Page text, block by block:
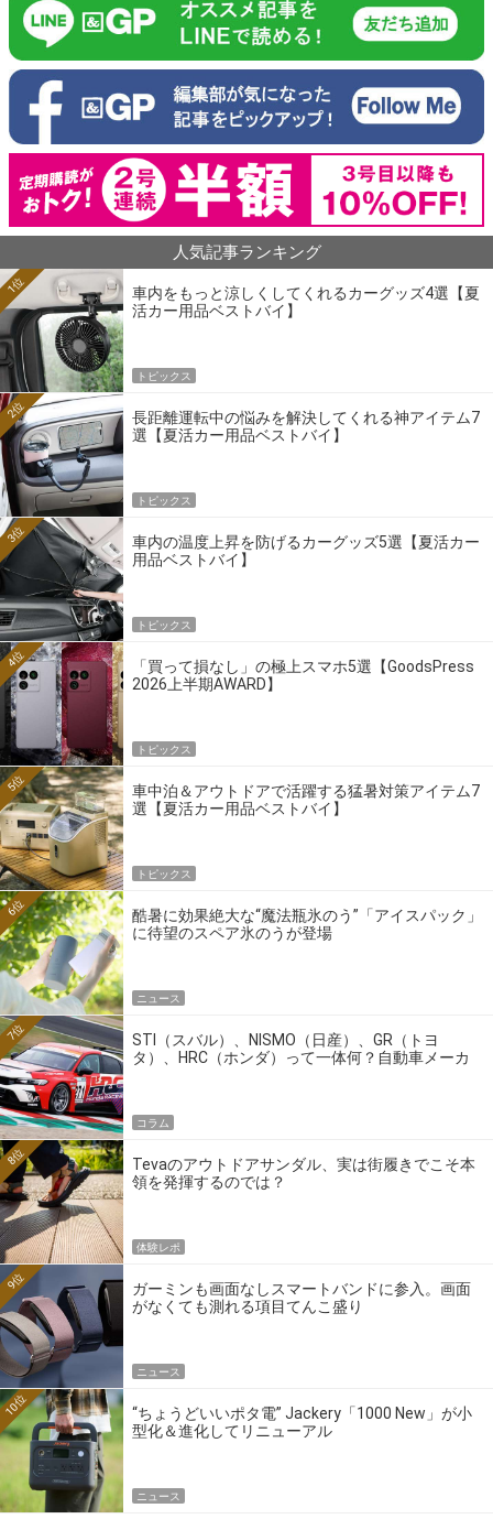
人気記事ランキング
車内をもっと涼しくしてくれるカーグッズ4選【夏
活カー用品ベストバイ】
1位
トピックス
長距離運転中の悩みを解決してくれる神アイテム7
選【夏活カー用品ベストバイ】
2位
トピックス
車内の温度上昇を防げるカーグッズ5選【夏活カー
用品ベストバイ】
3位
トピックス
「買って損なし」の極上スマホ5選【GoodsPress
2026上半期AWARD】
4位
トピックス
車中泊＆アウトドアで活躍する猛暑対策アイテム7
選【夏活カー用品ベストバイ】
5位
トピックス
酷暑に効果絶大な“魔法瓶氷のう”「アイスパック」
に待望のスペア氷のうが登場
6位
ニュース
STI（スバル）、NISMO（日産）、GR（トヨ
タ）、HRC（ホンダ）って一体何？自動車メーカ
7位
コラム
Tevaのアウトドアサンダル、実は街履きでこそ本
領を発揮するのでは？
8位
体験レポ
ガーミンも画面なしスマートバンドに参入。画面
がなくても測れる項目てんこ盛り
9位
ニュース
“ちょうどいいポタ電” Jackery「1000 New」が小
型化＆進化してリニューアル
10位
ニュース